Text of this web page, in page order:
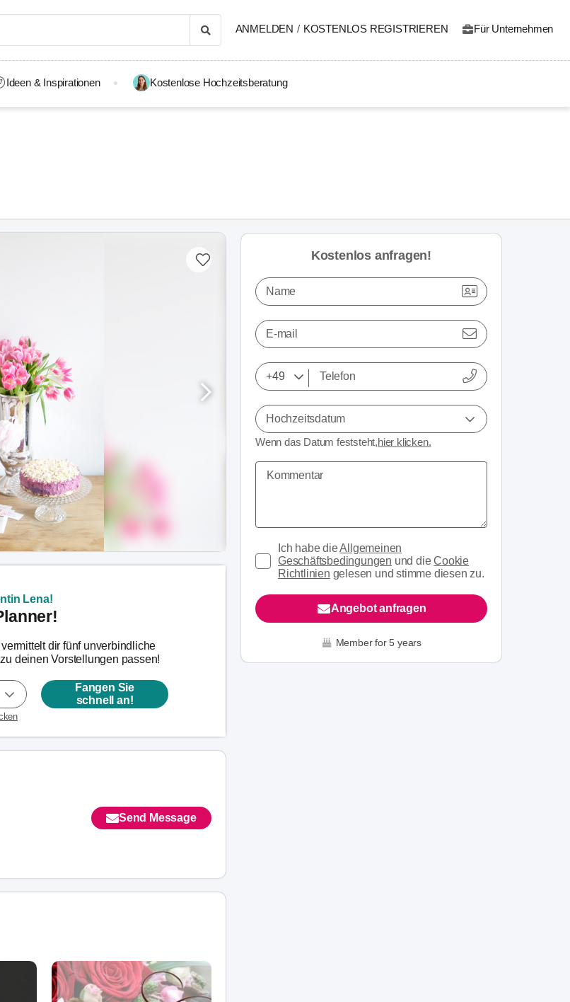
ANMELDEN / KOSTENLOS REGISTRIEREN Für Unternehmen
Ideen & Inspirationen Kostenlose Hochzeitsberatung
Lena!
dir fünf unverbindliche
deinen Vorstellungen passen!
Fangen Sie
schnell an!
Send Message
Kostenlos anfragen!
Name
E-mail
Hochzeitsdatum
Wenn das Datum feststeht,hier klicken.
Ich habe dieAllgemeinen
Geschäftsbedingungen und dieCookie
Richtlinien gelesen und stimme diesen zu.
Angebot anfragen
Member for 5 years